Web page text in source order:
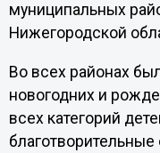
муниципальных
Нижегородской
Во всех районах
новогодних и
всех категорий